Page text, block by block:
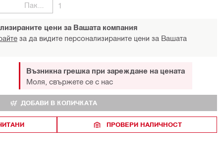
1
цени за Вашата компания
за да видите персонализираните цени за Вашата
Възникна грешка при зареждане на цената
Моля, свържете се с нас
ДОБАВИ В КОЛИЧКАТА
ПРОВЕРИ НАЛИЧНОСТ